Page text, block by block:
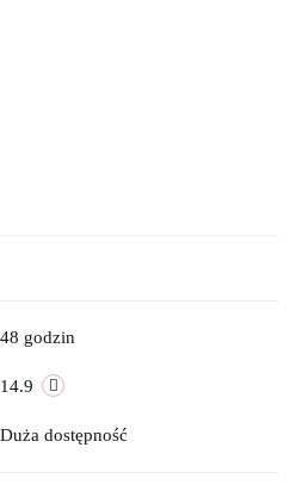
48 godzin
14.9
Duża dostępność